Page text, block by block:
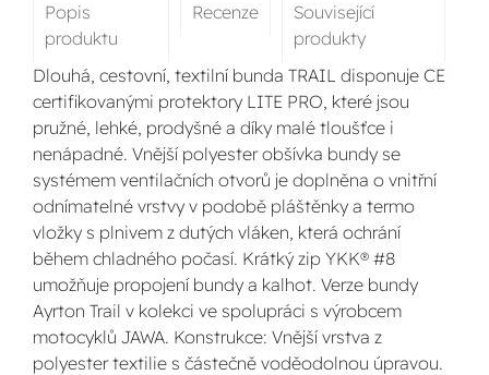
Popis
produktu
Recenze
Související
produkty
Dlouhá, cestovní, textilní bunda TRAIL disponuje CE
certifikovanými protektory LITE PRO, které jsou
pružné, lehké, prodyšné a díky malé tloušťce i
nenápadné. Vnější polyester obšívka bundy se
systémem ventilačních otvorů je doplněna o vnitřní
odnímatelné vrstvy v podobě pláštěnky a termo
vložky s plnivem z dutých vláken, která ochrání
během chladného počasí. Krátký zip YKK® #8
umožňuje propojení bundy a kalhot. Verze bundy
Ayrton Trail v kolekci ve spolupráci s výrobcem
motocyklů JAWA. Konstrukce: Vnější vrstva z
polyester textilie s částečně voděodolnou úpravou.